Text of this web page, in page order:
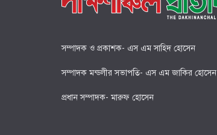
সম্পাদক ও প্রকাশক- এস এম সাহিদ হোসেন
সম্পাদক মন্ডলীর সভাপতি- এস এম জাকির হোসেন
প্রধান সম্পাদক- মারুফ হোসেন